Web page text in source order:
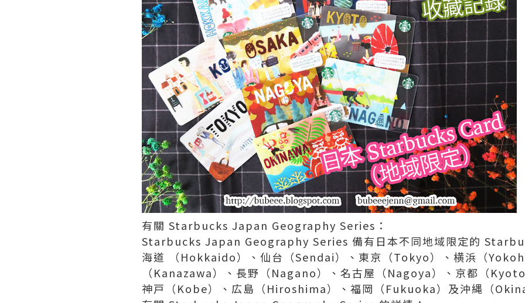
有關 Starbucks Japan Geography Series：
Starbucks Japan Geography Series 備有日本不同地域限定的
海道 （Hokkaido）、仙台（Sendai）、東京（Tokyo）、横浜（
（Kanazawa）、長野（Nagano）、名古屋（Nagoya）、京都（
神戸（Kobe）、広島（Hiroshima）、福岡（Fukuoka）及沖縄（